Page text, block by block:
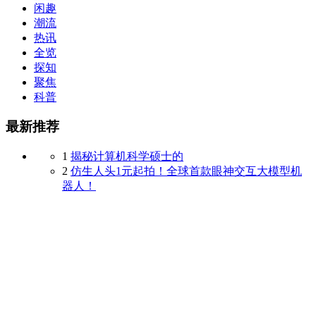
闲趣
潮流
热讯
全览
探知
聚焦
科普
最新推荐
1 揭秘计算机科学硕士的
2 仿生人头1元起拍！全球首款眼神交互大模型机
器人！